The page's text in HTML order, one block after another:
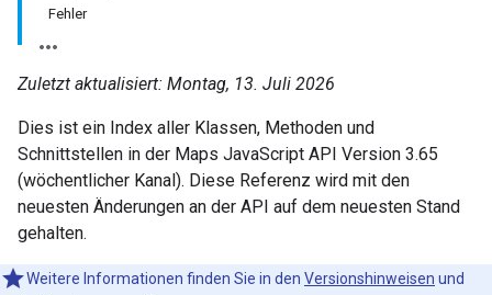
Fehler
Zuletzt aktualisiert: Montag, 13. Juli 2026
Dies ist ein Index aller Klassen, Methoden und
Schnittstellen in der Maps JavaScript API Version 3.65
(wöchentlicher Kanal). Diese Referenz wird mit den
neuesten Änderungen an der API auf dem neuesten Stand
gehalten.
Weitere Informationen finden Sie in den Versionshinweisen und